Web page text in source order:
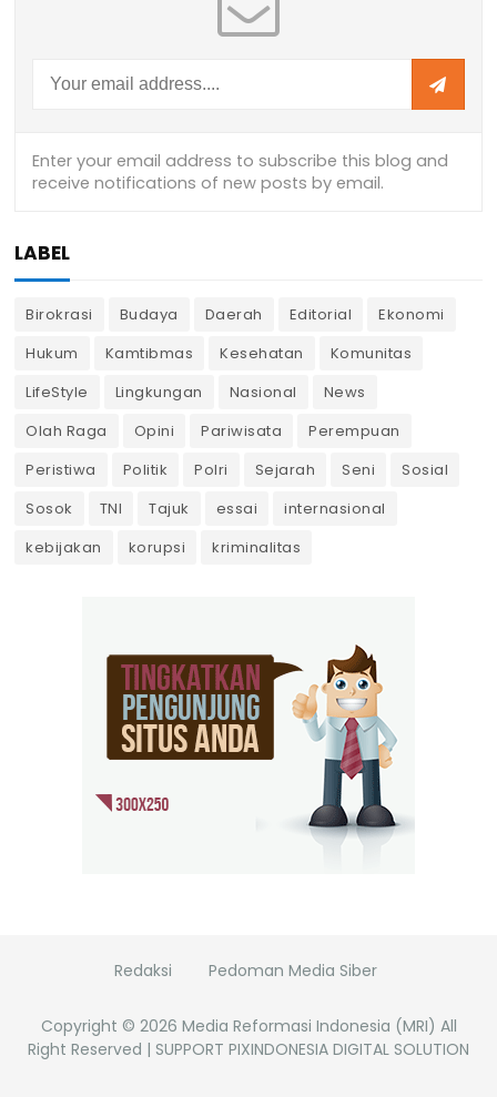
LABEL
Birokrasi Budaya Daerah Editorial
Ekonomi
Hukum
Kamtibmas Kesehatan
Komunitas
LifeStyle
Lingkungan Nasional
News
Olah Raga
Opini Pariwisata
Perempuan
Peristiwa
Politik Polri Sejarah Seni
Sosial
Sosok
TNI Tajuk essai
internasional
kebijakan
korupsi kriminalitas
Redaksi Pedoman Media Siber
Copyright © 2026 Media Reformasi Indonesia (MRI) All
Right Reserved | SUPPORT PIXINDONESIA DIGITAL SOLUTION